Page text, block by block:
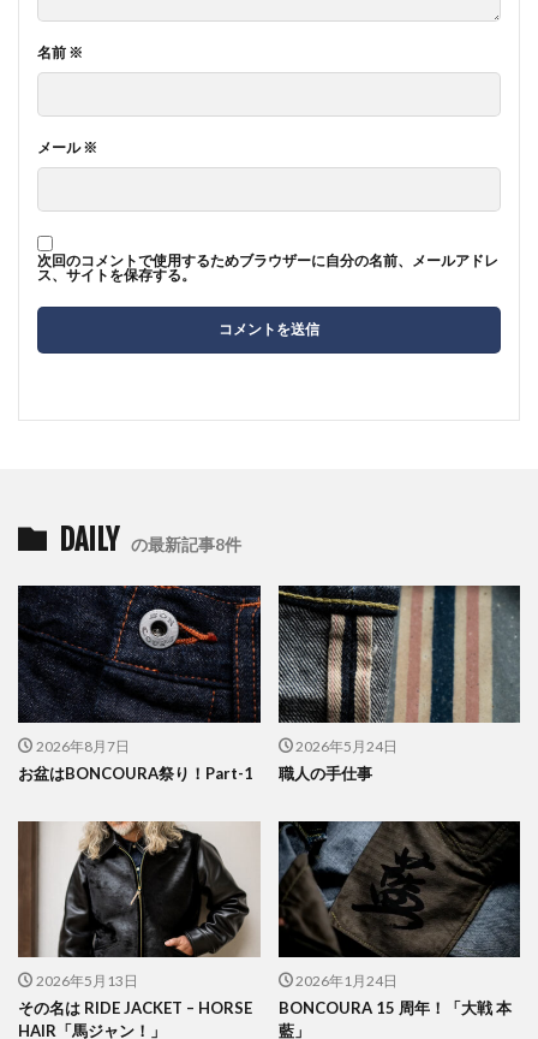
名前 ※
メール※
次回のコメントで使用するためブラウザーに自分の名前、メールアドレ
ス、サイトを保存する。
DAILY の最新記事8件
2026年8月7日
お盆はBONCOURA祭り！Part-1
2026年5月24日
職人の手仕事
2026年5月13日
その名は RIDE JACKET – HORSE
HAIR「馬ジャン！」
2026年1月24日
BONCOURA 15 周年！「大戦 本
藍」